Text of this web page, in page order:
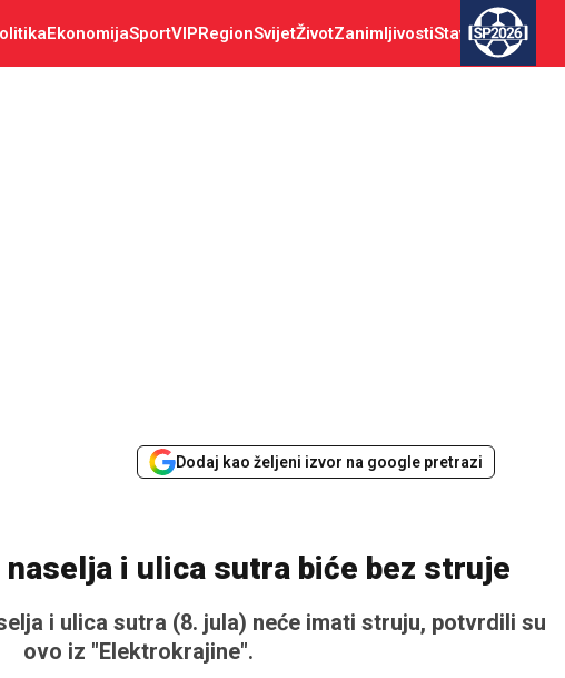
EkonomijaSportVIPRegionSvijetŽivotZanimljivostiStav SP2026
Dodaj kao željeni izvor na google pretrazi
i ulica sutra biće bez struje
i ulica sutra (8. jula) neće imati struju, potvrdili su
ovo iz "Elektrokrajine".